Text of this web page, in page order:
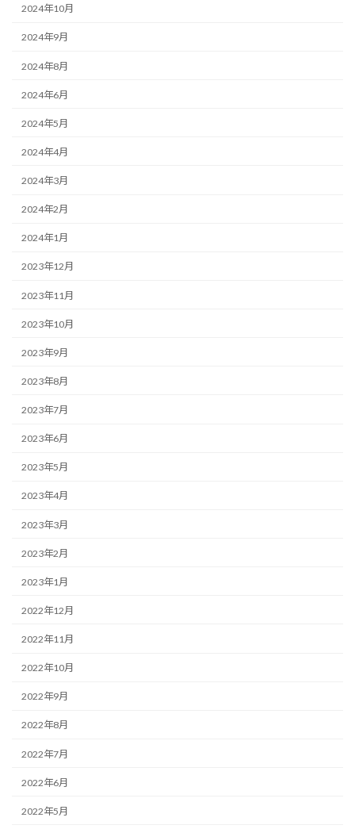
2024年10月
2024年9月
2024年8月
2024年6月
2024年5月
2024年4月
2024年3月
2024年2月
2024年1月
2023年12月
2023年11月
2023年10月
2023年9月
2023年8月
2023年7月
2023年6月
2023年5月
2023年4月
2023年3月
2023年2月
2023年1月
2022年12月
2022年11月
2022年10月
2022年9月
2022年8月
2022年7月
2022年6月
2022年5月